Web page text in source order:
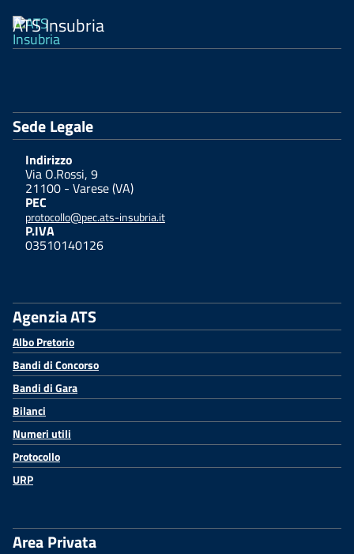
ATS Insubria
Sede Legale
Indirizzo
Via O.Rossi, 9
21100 - Varese (VA)
PEC
protocollo@pec.ats-insubria.it
P.IVA
03510140126
Agenzia ATS
Albo Pretorio
Bandi di Concorso
Bandi di Gara
Bilanci
Numeri utili
Protocollo
URP
Area Privata